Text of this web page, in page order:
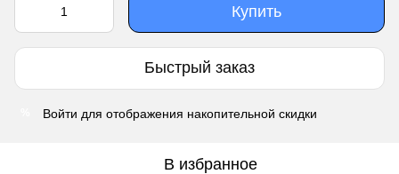
Купить
Быстрый заказ
Войти для отображения накопительной скидки
В избранное